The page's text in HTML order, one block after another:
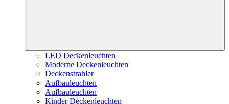
LED Deckenleuchten
Moderne Deckenleuchten
Deckenstrahler
Aufbauleuchten
Aufbauleuchten
Kinder Deckenleuchten